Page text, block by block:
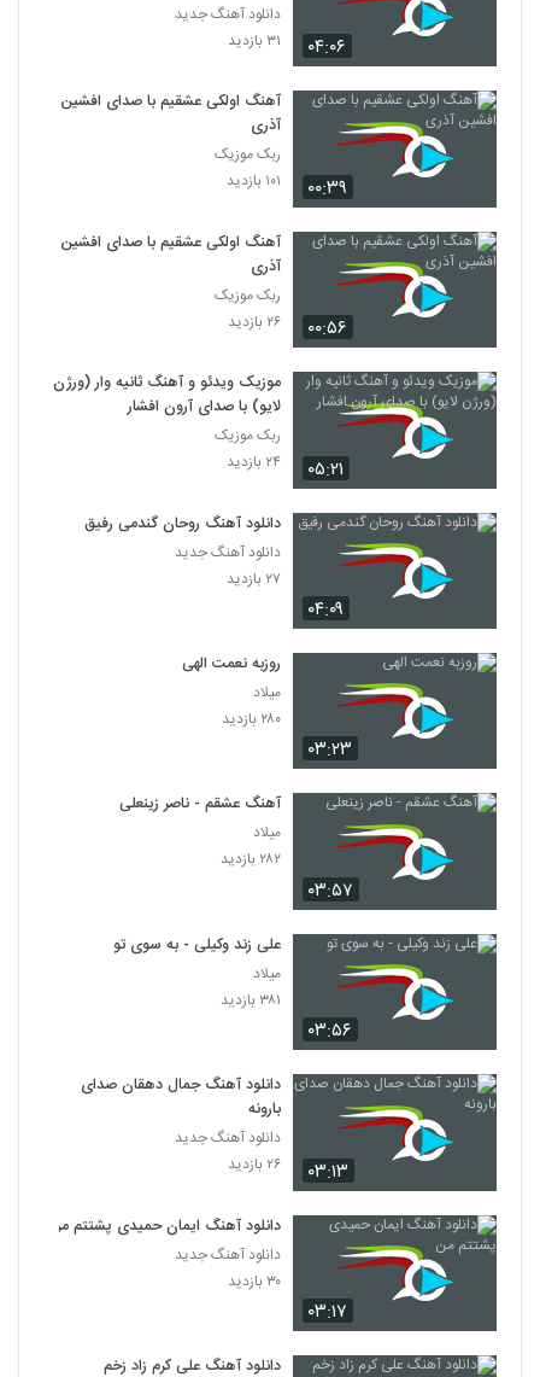
۰۴:۰۶
دانلود آهنگ جدید
۳۱ بازدید
۰۰:۳۹
آهنگ اولکی عشقیم با صدای افشین
آذری
ربک موزیک
۱۰۱ بازدید
۰۰:۵۶
آهنگ اولکی عشقیم با صدای افشین
آذری
ربک موزیک
۲۶ بازدید
۰۵:۲۱
موزیک ویدئو و آهنگ ثانیه وار (ورژن
لایو) با صدای آرون افشار
ربک موزیک
۲۴ بازدید
۰۴:۰۹
دانلود آهنگ روحان گندمی رفیق
دانلود آهنگ جدید
۲۷ بازدید
۰۳:۲۳
روزبه نعمت الهی
میلاد
۲۸۰ بازدید
۰۳:۵۷
آهنگ عشقم - ناصر زینعلی
میلاد
۲۸۲ بازدید
۰۳:۵۶
علی زند وکیلی - به سوی تو
میلاد
۳۸۱ بازدید
۰۳:۱۳
دانلود آهنگ جمال دهقان صدای
بارونه
دانلود آهنگ جدید
۲۶ بازدید
۰۳:۱۷
دانلود آهنگ ایمان حمیدی پشتتم من
دانلود آهنگ جدید
۳۰ بازدید
دانلود آهنگ علی کرم زاد زخم